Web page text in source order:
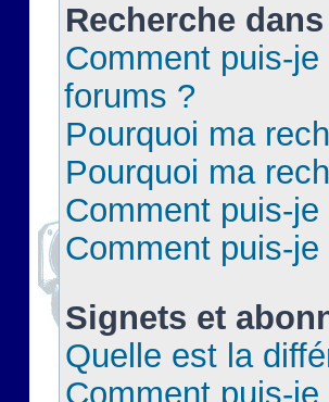
Recherche
Comment puis-
forums ?
Pourquoi ma
Pourquoi ma
Comment puis-
Comment puis-
Signets et
Quelle est la
Comment puis-